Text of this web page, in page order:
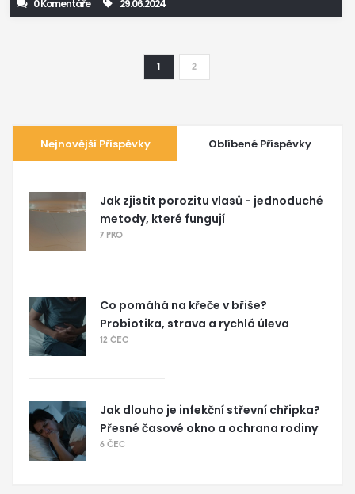
0 Komentáře 29.06.2024
1 2
Nejnovější Příspěvky Oblíbené Příspěvky
Jak zjistit porozitu vlasů - jednoduché
metody, které fungují
7 PRO
Co pomáhá na křeče v břiše?
Probiotika, strava a rychlá úleva
12 ČEC
Jak dlouho je infekční střevní chřipka?
Přesné časové okno a ochrana rodiny
6 ČEC